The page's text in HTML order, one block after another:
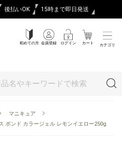
後払いOK 15時まで即日発送
初めての方 会員登録 ログイン カート カテゴリ
マニキュア
ボンド カラージェル レモンイエロー250g